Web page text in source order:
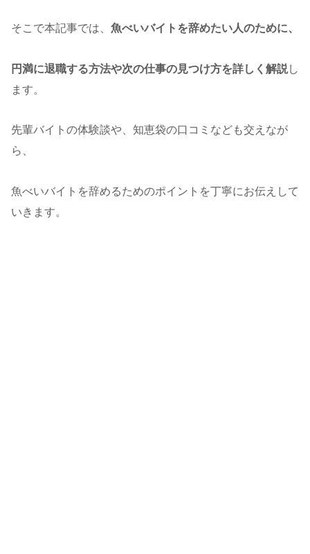
そこで本記事では、 魚べいバイトを辞めたい人のために、
円満に退職する方法や次の仕事の見つけ方を詳しく解説し
ます。
先輩バイトの体験談や、知恵袋の口コミなども交えなが
ら、
魚べいバイトを辞めるためのポイントを丁寧にお伝えして
いきます。